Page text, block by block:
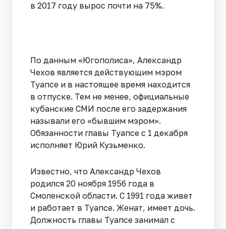
в 2017 году вырос почти на 75%.
По данным «Югополиса», Александр
Чехов является действующим мэром
Туапсе и в настоящее время находится
в отпуске. Тем не менее, официальные
кубанские СМИ после его задержания
называли его «бывшим мэром».
Обязанности главы Туапсе с 1 декабря
исполняет Юрий Кузьменко.
Известно, что Александр Чехов
родился 20 ноября 1956 года в
Смоленской области. С 1991 года живет
и работает в Туапсе. Женат, имеет дочь.
Должность главы Туапсе занимал с